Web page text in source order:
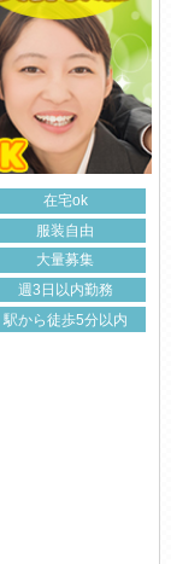
在宅ok
服装自由
大量募集
週3日以内勤務
駅から徒歩5分以内